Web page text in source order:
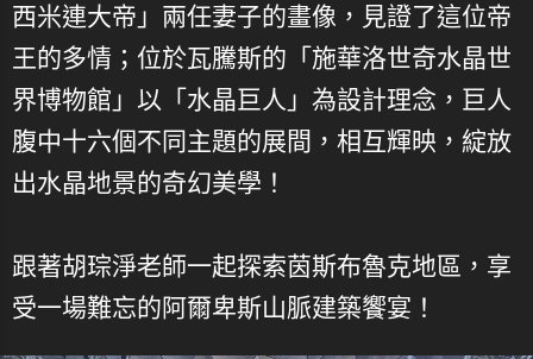
西米連大帝」兩任妻子的畫像，見證了這位帝
王的多情；位於瓦騰斯的「施華洛世奇水晶世
界博物館」以「水晶巨人」為設計理念，巨人
腹中十六個不同主題的展間，相互輝映，綻放
出水晶地景的奇幻美學！
跟著胡琮淨老師一起探索茵斯布魯克地區，享
受一場難忘的阿爾卑斯山脈建築饗宴！